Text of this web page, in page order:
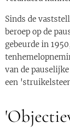
Sinds de
beroep op de
gebeurde in
van de
een